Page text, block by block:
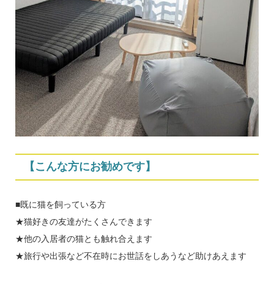
【こんな方にお勧めです】
■既に猫を飼っている方
★猫好きの友達がたくさんできます
★他の入居者の猫とも触れ合えます
★旅行や出張など不在時にお世話をしあうなど助けあえます